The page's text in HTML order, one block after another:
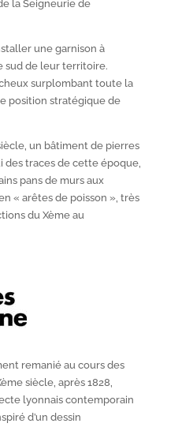
la Seigneurie de
une garnison à
sud de leur territoire.
surplombant toute la
position stratégique de
un bâtiment de pierres
des traces de cette époque,
pans de murs aux
« arêtes de poisson », très
du Xèmeau
remanié au cours des
èmesiècle, après 1828,
lyonnais contemporain
d’un dessin